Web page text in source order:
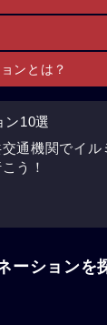
ンとは？
ン10選
通機関でイル
う！
ーションを